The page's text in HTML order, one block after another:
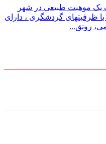
یک موهبت طبیعی در شهر
ظرفیتهای گردشگری ، دارای
رونق...